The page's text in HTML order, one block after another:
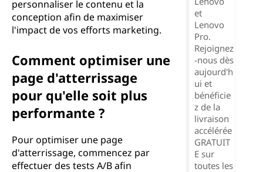
personnaliser le contenu et la
conception afin de maximiser
l'impact de vos efforts marketing.
Comment optimiser une
page d'atterrissage
pour qu'elle soit plus
performante ?
Pour optimiser une page
d'atterrissage, commencez par
effectuer des tests A/B afin
et
Lenovo
Pro.
Rejoignez
-nous dès
aujourd'h
ui et
bénéficie
z de la
livraison
accélérée
GRATUIT
E sur
toutes les